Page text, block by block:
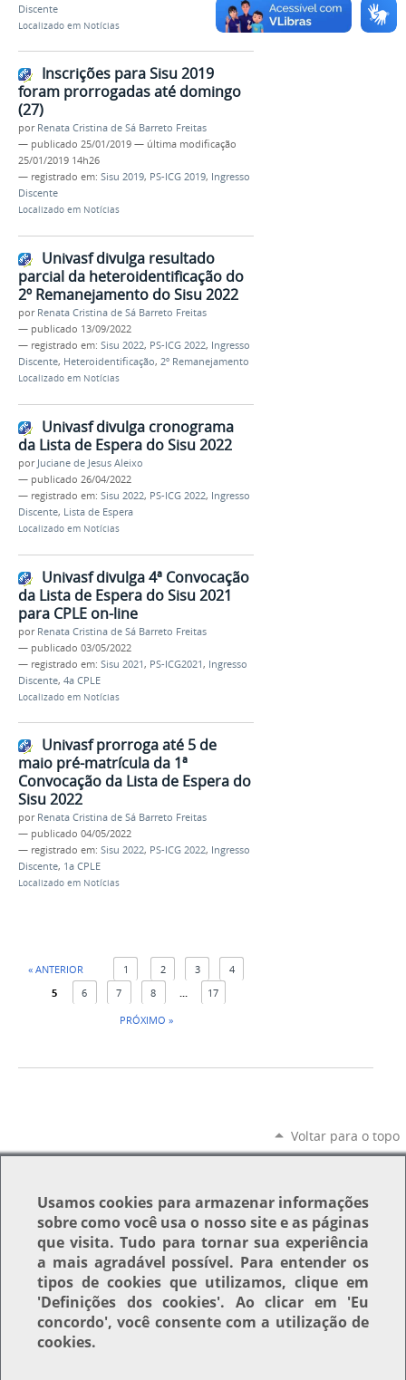
Discente
Localizado em Notícias
Inscrições para Sisu 2019
foram prorrogadas até domingo
(27)
por Renata Cristina de Sá Barreto Freitas
— publicado 25/01/2019 — última modificação
25/01/2019 14h26
— registrado em: Sisu 2019, PS-ICG 2019, Ingresso
Discente
Localizado em Notícias
Univasf divulga resultado
parcial da heteroidentificação do
2º Remanejamento do Sisu 2022
por Renata Cristina de Sá Barreto Freitas
— publicado 13/09/2022
— registrado em: Sisu 2022, PS-ICG 2022, Ingresso
Discente, Heteroidentificação, 2º Remanejamento
Localizado em Notícias
Univasf divulga cronograma
da Lista de Espera do Sisu 2022
por Juciane de Jesus Aleixo
— publicado 26/04/2022
— registrado em: Sisu 2022, PS-ICG 2022, Ingresso
Discente, Lista de Espera
Localizado em Notícias
Univasf divulga 4ª Convocação
da Lista de Espera do Sisu 2021
para CPLE on-line
por Renata Cristina de Sá Barreto Freitas
— publicado 03/05/2022
— registrado em: Sisu 2021, PS-ICG2021, Ingresso
Discente, 4a CPLE
Localizado em Notícias
Univasf prorroga até 5 de
maio pré-matrícula da 1ª
Convocação da Lista de Espera do
Sisu 2022
por Renata Cristina de Sá Barreto Freitas
— publicado 04/05/2022
— registrado em: Sisu 2022, PS-ICG 2022, Ingresso
Discente, 1a CPLE
Localizado em Notícias
« ANTERIOR 1 2 3
4
5
6 7 8 ...
17
PRÓXIMO »
Voltar para o topo
Usamoscookies para armazenar informações
sobre como você usa o nosso site e as páginas
que visita. Tudo para tornar sua experiência
a mais agradável possível. Para entender os
tipos de cookies que utilizamos, clique em
'Definições dos cookies'. Ao clicar em 'Eu
concordo', você consente com a utilização de
cookies.